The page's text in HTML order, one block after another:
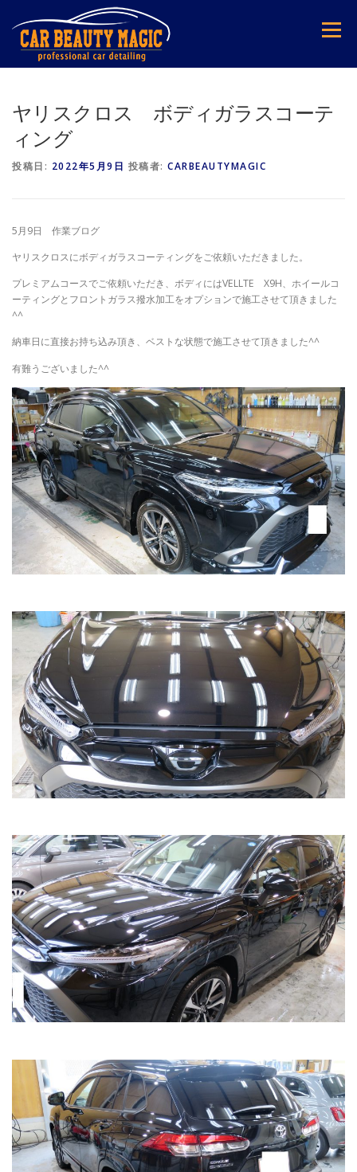
ツ
メニュー
ヤリスクロス ボディガラスコーテ
ィング
投稿日: 2022年5月9日 投稿者: CARBEAUTYMAGIC
5月9日 作業ブログ
ヤリスクロスにボディガラスコーティングをご依頼いただきました。
プレミアムコースでご依頼いただき、ボディにはVELLTE X9H、ホイールコ
ーティングとフロントガラス撥水加工をオプションで施工させて頂きました
^^
納車日に直接お持ち込み頂き、ベストな状態で施工させて頂きました^^
有難うございました^^